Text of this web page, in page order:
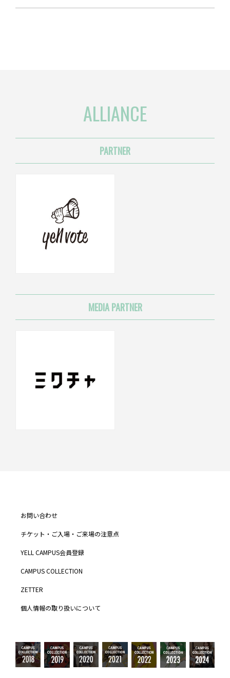
ALLIANCE
PARTNER
MEDIA PARTNER
お問い合わせ
チケット・ご入場・ご来場の注意点
YELL CAMPUS会員登録
CAMPUS COLLECTION
ZETTER
個人情報の取り扱いについて